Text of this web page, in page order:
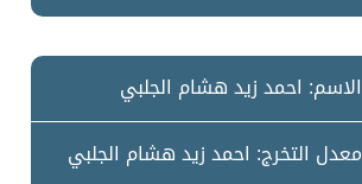
الاسم: احمد زيد هشام الجلبي
معدل التخرج: احمد زيد هشام الجلبي